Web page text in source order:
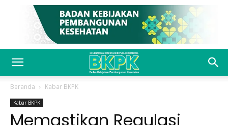
Beranda Kabar BKPK
Kabar BKPK
Memastikan Regulasi